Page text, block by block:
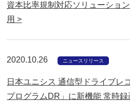
資本比率規制対応ソリューショ
用 >
2020.10.26 ニュースリリース
日本ユニシス 通信型ドライブレ
プログラムDR」に新機能 常時